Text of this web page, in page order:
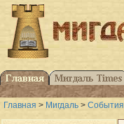
Главная > Мигдаль > События